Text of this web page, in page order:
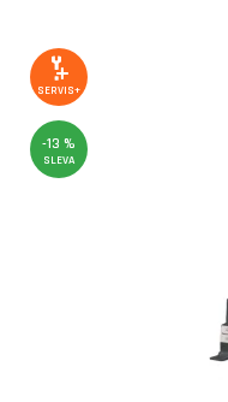
SERVIS+
-13 %
SLEVA